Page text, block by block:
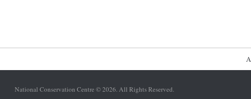
National Conservation Centre © 2026. All Rights Reserved.